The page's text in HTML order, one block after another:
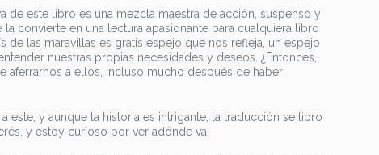
de este libro es una mezcla maestra de acción, suspenso y
convierte en una lectura apasionante para cualquiera libro
de las maravillas es gratis espejo que nos refleja, un espejo
nuestras propias necesidades y deseos. ¿Entonces,
a ellos, incluso mucho después de haber
y aunque la historia es intrigante, la traducción se libro
y estoy curioso por ver adónde va.